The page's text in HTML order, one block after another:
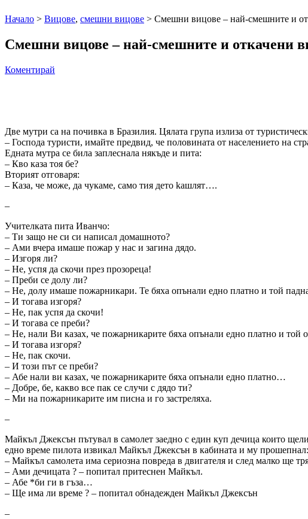
Начало > Вицове, смешни вицове > Смешни вицове – най-смешните и
Смешни вицове – най-смешните и откачени
Коментирай
Две мутри са на почивка в Бразилия. Цялата група излиза от
– Господа туристи, имайте предвид, че половината от населението на
Едната мутра се била заплеснала някъде и пита:
– Кво каза тоя бе?
Вторият отговаря:
– Каза, че може, да чукаме, само тия дето kашлят….
–
Учителката пита Иванчо:
– Ти защо не си си написал домашното?
– Ами вчера имаше пожар у нас и загина дядо.
– Изгоря ли?
– Не, успя да скочи през прозореца!
– Преби се долу ли?
– Не, долу имаше пожарникари. Те бяха опънали едно платно и той
– И тогава изгоря?
– Не, пак успя да скочи!
– И тогава се преби?
– Не, нали Ви казах, че пожарникарите бяха опънали едно платно и той
– И тогава изгоря?
– Не, пак скочи.
– И този път се преби?
– Абе нали ви казах, че пожарникарите бяха опънали едно платно…
– Добре, бе, какво все пак се случи с дядо ти?
– Ми на пожарникарите им писна и го застреляха.
–
Майкъл Джексън пътувал в самолет заедно с един куп дечица които
едно време пилота извикал Майкъл Джексън в кабината и му прошепнал:
– Майкъл самолета има сериозна повреда в двигателя и след малко ще
– Ами дечицата ? – попитал притеснен Майкъл.
– Абе *би ги в гъза…
– Ще има ли време ? – попитал обнадежден Майкъл Джексън
–